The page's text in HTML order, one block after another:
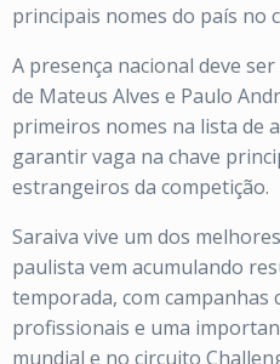
principais nomes do país no
A presença nacional deve
de Mateus Alves e Paulo
primeiros nomes na lista de
garantir vaga na chave
estrangeiros da competição.
Saraiva vive um dos
paulista vem acumulando
temporada, com
profissionais e uma
mundial e no circuito